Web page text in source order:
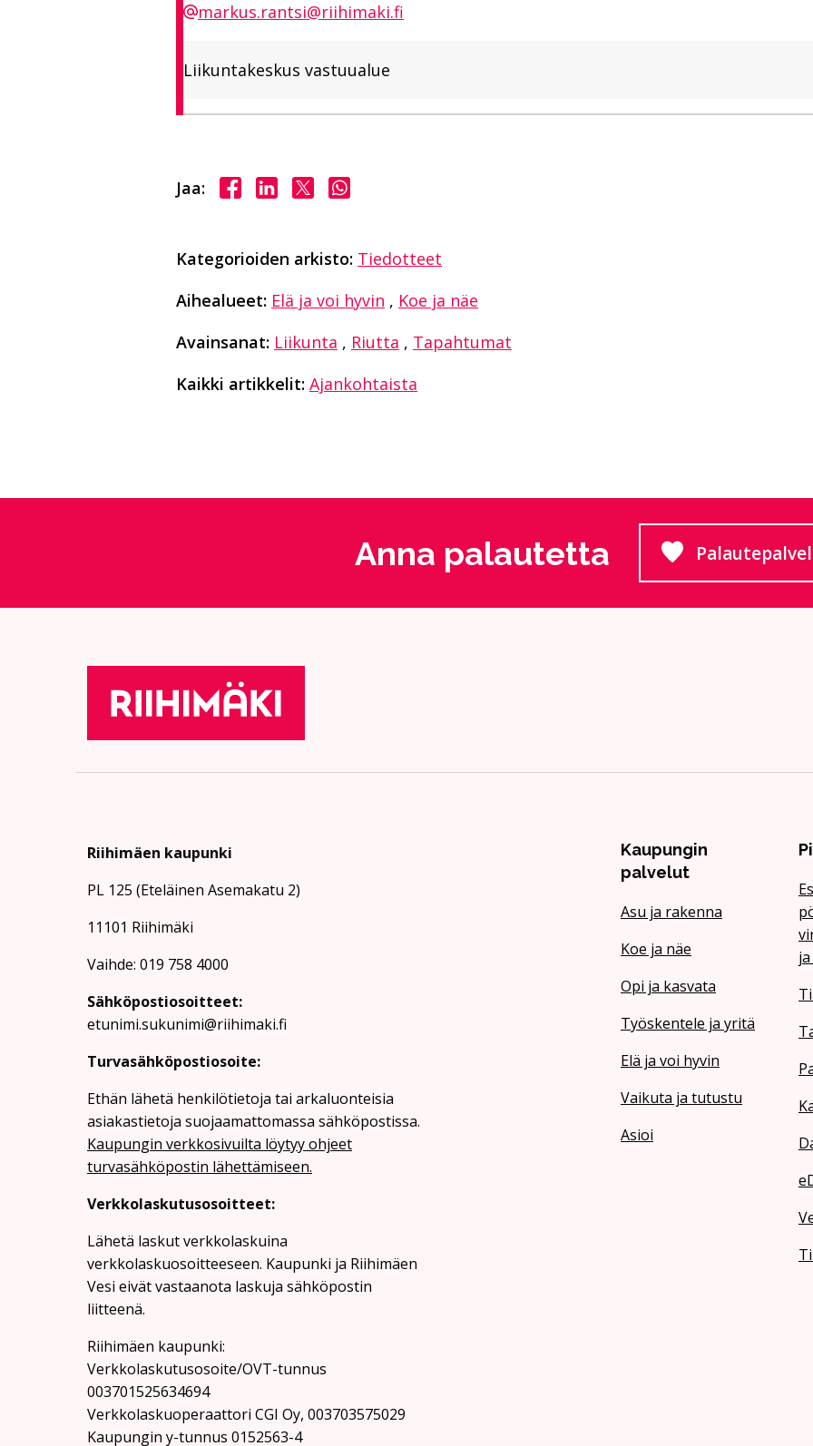
markus.rantsi@riihimaki.fi
Liikuntakeskus vastuualue
Jaa: Jaa Facebookissa
Jaa LinkedInissä
Jaa X:ssäJaa WhasAppissa
Kategorioiden arkisto: Tiedotteet
Aihealueet: Elä ja voi hyvin , Koe ja näe
Avainsanat: Liikunta , Riutta , Tapahtumat
Kaikki artikkelit: Ajankohtaista
Anna palautetta Siirtyy
Riihimäen kaupunki
PL 125 (Eteläinen Asemakatu 2)
11101 Riihimäki
Vaihde: 019 758 4000
Sähköpostiosoitteet:
etunimi.sukunimi@riihimaki.fi
Turvasähköpostiosoite:
Ethän lähetä henkilötietoja tai arkaluonteisia
asiakastietoja suojaamattomassa sähköpostissa.
Kaupungin verkkosivuilta löytyy ohjeet
turvasähköpostin lähettämiseen.
Verkkolaskutusosoitteet:
Lähetä laskut verkkolaskuina
verkkolaskuosoitteeseen. Kaupunki ja Riihimäen
Vesi eivät vastaanota laskuja sähköpostin
liitteenä.
Riihimäen kaupunki:
Verkkolaskutusosoite/OVT-tunnus
003701525634694
Verkkolaskuoperaattori CGI Oy, 003703575029
Kaupungin y-tunnus 0152563-4
Kaupungin
palvelut
Asu ja rakenna
Koe ja näe
Opi ja kasvata
Työskentele ja yritä
Elä ja voi hyvin
Vaikuta ja tutustu
Asioi